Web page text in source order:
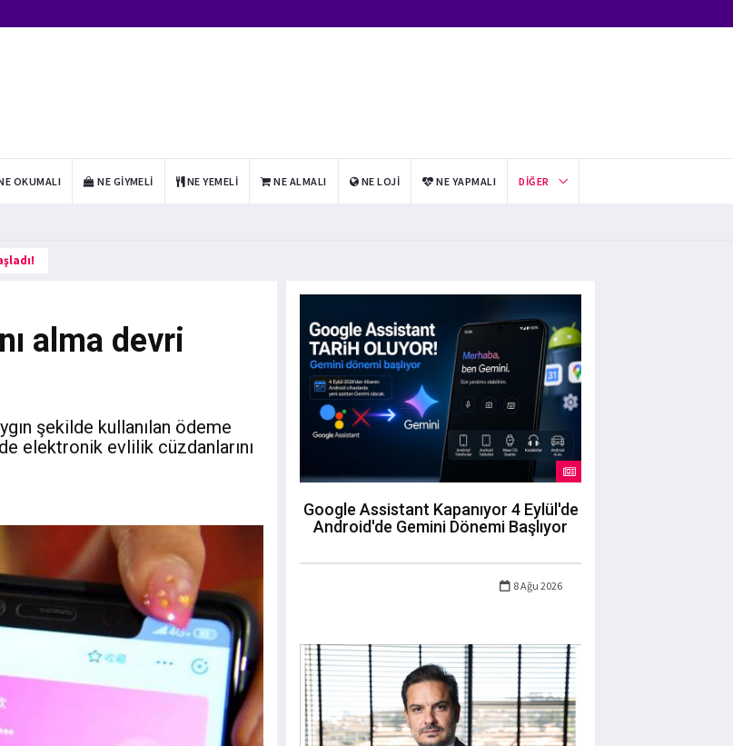
OKUMALI NE GIYMELI NE YEMELI NE ALMALI NE LOJI NE YAPMALI DIĞER
alma devri
şekilde kullanılan ödeme
elektronik evlilik cüzdanlarını
Google Assistant Kapanıyor 4 Eylül'de
Android'de Gemini Dönemi Başlıyor
8 Ağu 2026